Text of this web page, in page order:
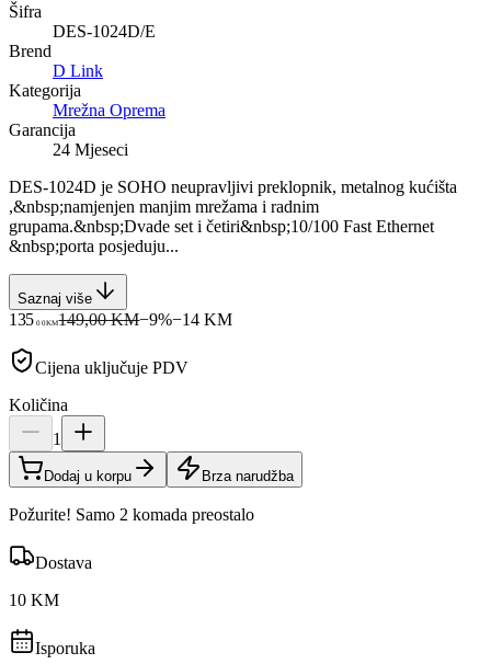
Šifra
DES-1024D/E
Brend
D Link
Kategorija
Mrežna Oprema
Garancija
24 Mjeseci
DES-1024D je SOHO neupravljivi preklopnik, metalnog kućišta
,&nbsp;namjenjen manjim mrežama i radnim
grupama.&nbsp;Dvade set i četiri&nbsp;10/100 Fast Ethernet
&nbsp;porta posjeduju...
Saznaj više
135 00KM149,00 KM−9%−14 KM
Cijena uključuje PDV
Količina
1
Dodaj u korpu Brza narudžba
Požurite! Samo 2 komada preostalo
Dostava
10 KM
Isporuka